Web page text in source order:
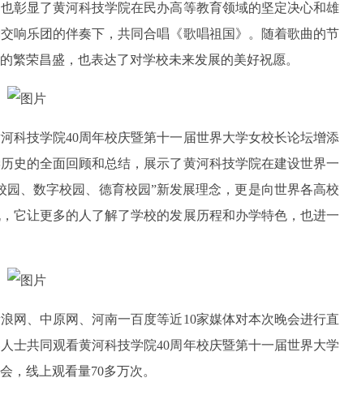
彰显了黄河科技学院在民办高等教育领域的坚定决心和雄
响乐团的伴奏下，共同合唱《歌唱祖国》。随着歌曲的节
繁荣昌盛，也表达了对学校未来发展的美好祝愿。
科技学院40周年校庆暨第十一届世界大学女校长论坛增添
史的全面回顾和总结，展示了黄河科技学院在建设世界一
、数字校园、德育校园”新发展理念，更是向世界各高校
它让更多的人了解了学校的发展历程和办学特色，也进一
网、中原网、河南一百度等近10家媒体对本次晚会进行直
士共同观看黄河科技学院40周年校庆暨第十一届世界大学
，线上观看量70多万次。